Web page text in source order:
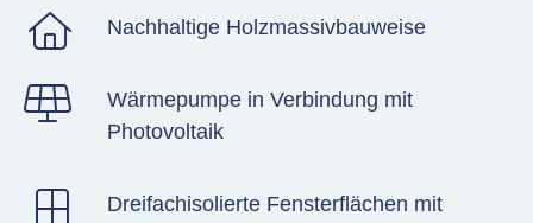
Nachhaltige Holzmassivbauweise
Wärmepumpe in Verbindung mit
Photovoltaik
Dreifachisolierte Fensterflächen mit